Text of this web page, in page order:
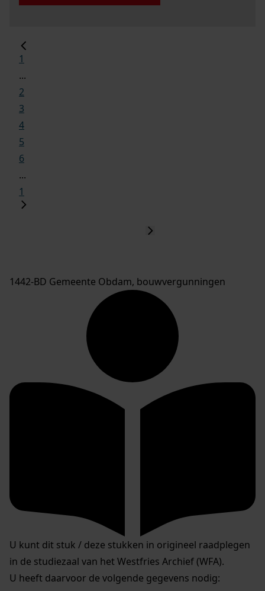
1
...
2
3
4
5
6
...
1
1442-BD Gemeente Obdam, bouwvergunningen
U kunt dit stuk / deze stukken in origineel raadplegen
in de studiezaal van het Westfries Archief (WFA).
U heeft daarvoor de volgende gegevens nodig: